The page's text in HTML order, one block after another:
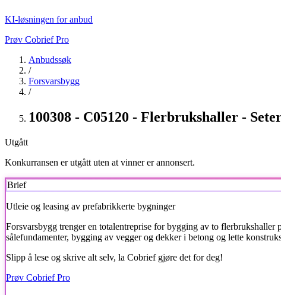
KI-løsningen for anbud
Prøv Cobrief Pro
Anbudssøk
/
Forsvarsbygg
/
100308 - C05120 - Flerbrukshaller -
Utgått
Konkurransen er utgått uten at vinner er annonsert.
Brief
Utleie og leasing av prefabrikkerte bygninger
Forsvarsbygg trenger en totalentreprise for bygging av to flerbrukshaller
sålefundamenter, bygging av vegger og dekker i betong og lette
Slipp å lese og skrive alt selv, la Cobrief gjøre det for deg!
Prøv Cobrief Pro